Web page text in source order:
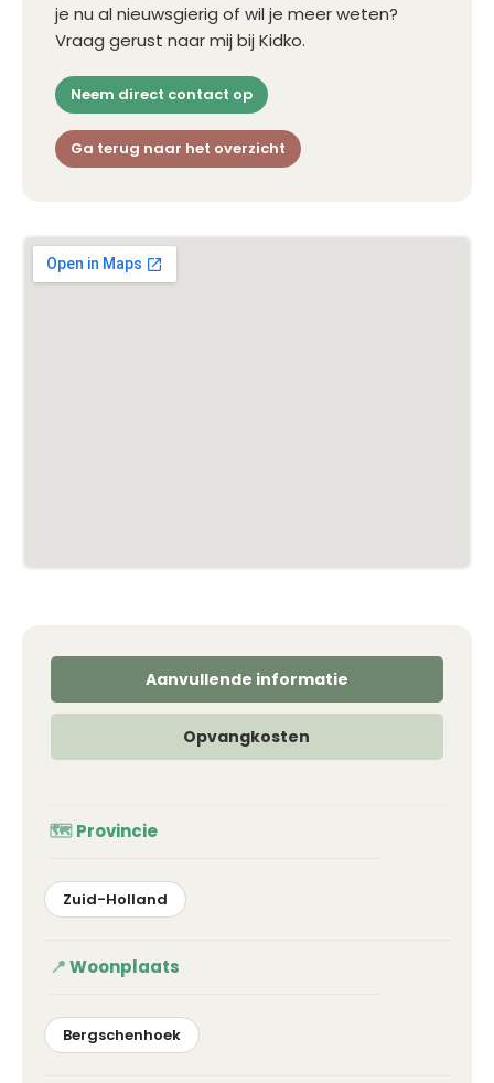
je nu al nieuwsgierig of wil je meer weten?
Vraag gerust naar mij bij Kidko.
Neem direct contact op
Ga terug naar het overzicht
Aanvullende informatie
Opvangkosten
Provincie
Zuid-Holland
Woonplaats
Bergschenhoek